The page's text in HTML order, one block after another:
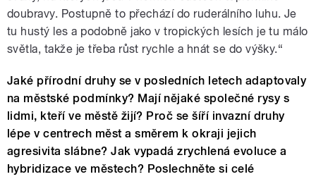
doubravy. Postupně to přechází do ruderálního luhu. Je
tu hustý les a podobně jako v tropických lesích je tu málo
světla, takže je třeba růst rychle a hnát se do výšky.“
Jaké přírodní druhy se v posledních letech adaptovaly
na městské podmínky? Mají nějaké společné rysy s
lidmi, kteří ve městě žijí? Proč se šíří invazní druhy
lépe v centrech měst a směrem k okraji jejich
agresivita slábne? Jak vypadá zrychlená evoluce a
hybridizace ve městech? Poslechněte si celé